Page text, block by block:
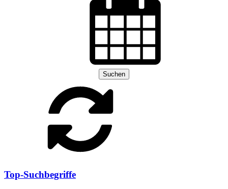
Suchen
Top-Suchbegriffe